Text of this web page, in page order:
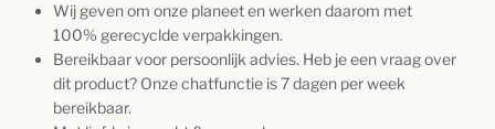
Wij geven om onze planeet en werken daarom met
100% gerecyclde verpakkingen.
Bereikbaar voor persoonlijk advies. Heb je een vraag over
dit product? Onze chatfunctie is 7 dagen per week
bereikbaar.